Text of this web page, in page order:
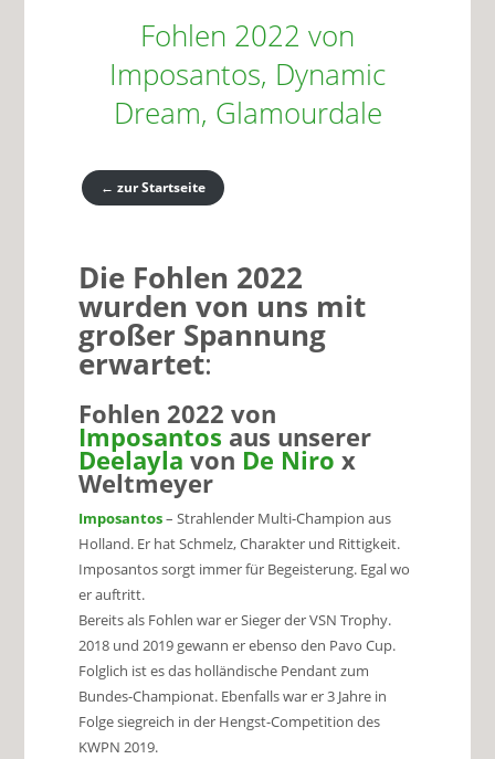
Fohlen 2022 von
Imposantos, Dynamic
Dream, Glamourdale
← zur Startseite
Die Fohlen 2022
wurden von uns mit
großer Spannung
erwartet:
Fohlen 2022 von
Imposantos aus unserer
Deelayla von De Niro x
Weltmeyer
Imposantos– Strahlender Multi-Champion aus
Holland. Er hat Schmelz, Charakter und Rittigkeit.
Imposantos sorgt immer für Begeisterung. Egal wo
er auftritt.
Bereits als Fohlen war er Sieger der VSN Trophy.
2018 und 2019 gewann er ebenso den Pavo Cup.
Folglich ist es das holländische Pendant zum
Bundes-Championat. Ebenfalls war er 3 Jahre in
Folge siegreich in der Hengst-Competition des
KWPN 2019.